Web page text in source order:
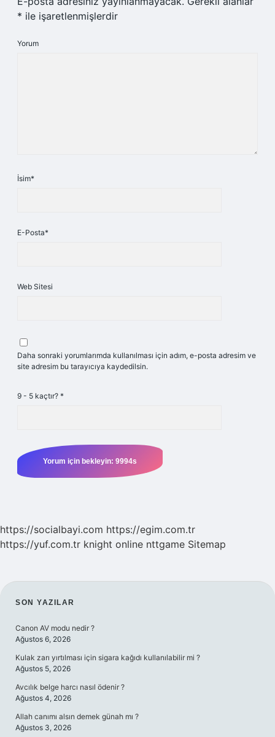
* ile işaretlenmişlerdir
Yorum
İsim*
E-Posta*
Web Sitesi
Daha sonraki yorumlarımda kullanılması için adım, e-posta adresim ve
site adresim bu tarayıcıya kaydedilsin.
9 - 5 kaçtır? *
https://socialbayi.com https://egim.com.tr
https://yuf.com.tr knight online nttgame Sitemap
SIDEBAR
SON YAZILAR
Canon AV modu nedir ?
Ağustos 6, 2026
Kulak zarı yırtılması için sigara kağıdı kullanılabilir mi ?
Ağustos 5, 2026
Avcılık belge harcı nasıl ödenir ?
Ağustos 4, 2026
Allah canımı alsın demek günah mı ?
Ağustos 3, 2026